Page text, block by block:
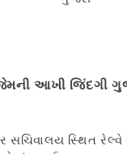
આખી જિંદગી